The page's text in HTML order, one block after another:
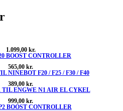
1.099,00 kr.
BOOST CONTROLLER
565,00 kr.
NINEBOT F20 / F25 / F30 / F40
389,00 kr.
ENGWE N1 AIR EL CYKEL
999,00 kr.
BOOST CONTROLLER